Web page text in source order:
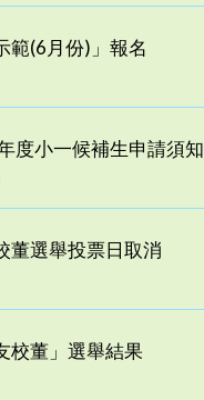
範(6月份)」報名
度小一候補生申請須知
董選舉投票日取消
校董」選舉結果